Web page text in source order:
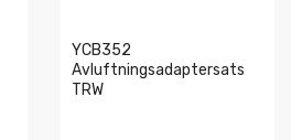
YCB352
Avluftningsadaptersats
TRW